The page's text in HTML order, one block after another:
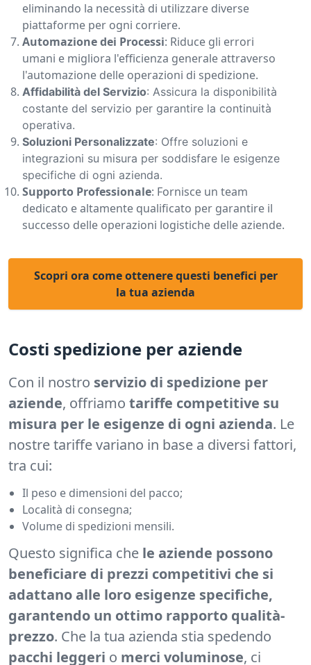
eliminando la necessità di utilizzare diverse
piattaforme per ogni corriere.
Automazione dei Processi: Riduce gli errori
umani e migliora l'efficienza generale attraverso
l'automazione delle operazioni di spedizione.
Affidabilità del Servizio: Assicura la disponibilità
costante del servizio per garantire la continuità
operativa.
Soluzioni Personalizzate: Offre soluzioni e
integrazioni su misura per soddisfare le esigenze
specifiche di ogni azienda.
Supporto Professionale: Fornisce un team
dedicato e altamente qualificato per garantire il
successo delle operazioni logistiche delle aziende.
Scopri ora come ottenere questi benefici per
la tua azienda
Costi spedizione per aziende
Con il nostro servizio di spedizione per
aziende, offriamo tariffe competitive su
misura per le esigenze di ogni azienda. Le
nostre tariffe variano in base a diversi fattori,
tra cui:
Il peso e dimensioni del pacco;
Località di consegna;
Volume di spedizioni mensili.
Questo significa che le aziende possono
beneficiare di prezzi competitivi che si
adattano alle loro esigenze specifiche,
garantendo un ottimo rapporto qualità-
prezzo. Che la tua azienda stia spedendo
pacchi leggeri o merci voluminose, ci